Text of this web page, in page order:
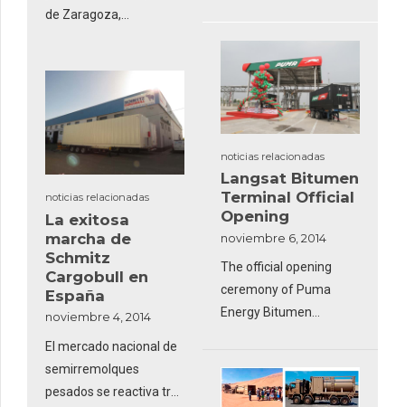
de Zaragoza,
exportado a los demás
países europeos así
como al norte de África.
Hispano Vema. Los
contenedores cuentan
con un completo
noticias relacionadas
Langsat Bitumen
Terminal Official
Opening
noviembre 6, 2014
The official opening
ceremony of Puma
Energy Bitumen
Industrial Complex
noticias relacionadas
La exitosa
marcha de
Schmitz
Cargobull en
España
noviembre 4, 2014
El mercado nacional de
semirremolques
pesados se reactiva tras